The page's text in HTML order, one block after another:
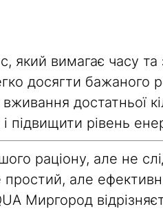
який вимагає часу
досягти бажаного
достатньої
підвищити рівень
раціону, але не
але
Миргород